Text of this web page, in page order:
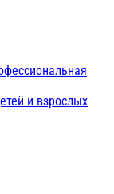
и взрослых